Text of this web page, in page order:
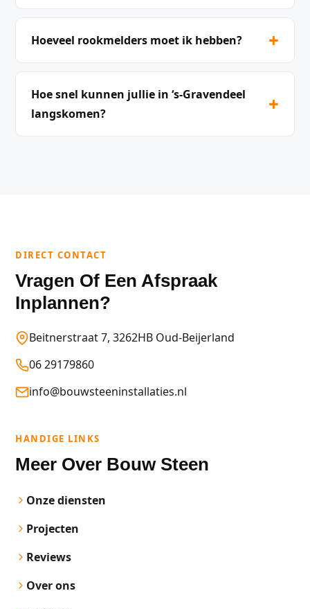
Hoeveel rookmelders moet ik hebben? +
Hoe snel kunnen jullie in ‘s-Gravendeel
langskomen?
+
DIRECT CONTACT
Vragen Of Een Afspraak
Inplannen?
Beitnerstraat 7, 3262HB Oud-Beijerland
06 29179860
info@bouwsteeninstallaties.nl
HANDIGE LINKS
Meer Over Bouw Steen
Onze diensten
Projecten
Reviews
Over ons